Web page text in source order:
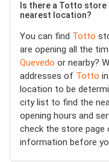
Is there a Totto store
nearest location?
You can find Totto
are opening all the
Quevedo or nearby?
addresses of Totto in
location to be
city list to find the
opening hours and
check the store page
information before